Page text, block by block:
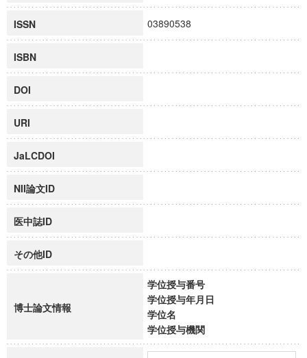
ISSN 03890538
ISBN
DOI
URI
JaLCDOI
NII論文ID
医中誌ID
その他ID
博士論文情報
学位授与番号
学位授与年月日
学位名
学位授与機関